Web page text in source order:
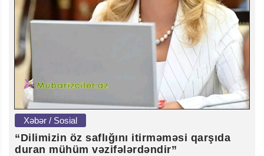
Xəbər / Sosial
“Dilimizin öz saflığını itirməməsi qarşıda
duran mühüm vəzifələrdəndir”